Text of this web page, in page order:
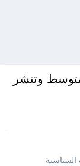
وتنشر
السياسية